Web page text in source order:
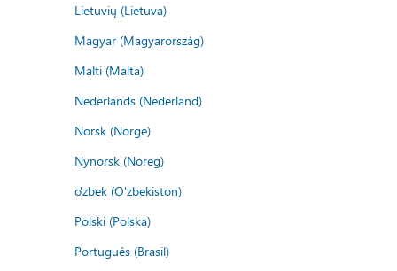
Lietuvių (Lietuva)
Magyar (Magyarország)
Malti (Malta)
Nederlands (Nederland)
Norsk (Norge)
Nynorsk (Noreg)
o'zbek (O'zbekiston)
Polski (Polska)
Português (Brasil)